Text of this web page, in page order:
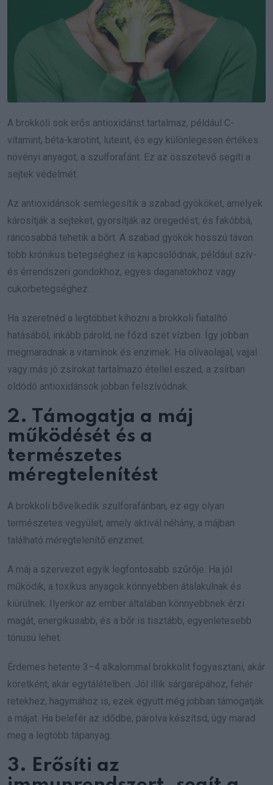
A brokkoli sok erős antioxidánst tartalmaz, például C-
vitamint, béta-karotint, luteint, és egy különlegesen értékes
növényi anyagot, a szulforafánt. Ez az összetevő segíti a
sejtek védelmét.
Az antioxidánsok semlegesítik a szabad gyököket, amelyek
károsítják a sejteket, gyorsítják az öregedést, és fakóbbá,
ráncosabbá tehetik a bőrt. A szabad gyökök hosszú távon
több krónikus betegséghez is kapcsolódnak, például szív-
és érrendszeri gondokhoz, egyes daganatokhoz vagy
cukorbetegséghez.
Ha szeretnéd a legtöbbet kihozni a brokkoli fiatalító
hatásából, inkább párold, ne főzd szét vízben. Így jobban
megmaradnak a vitaminok és enzimek. Ha olívaolajjal, vajjal
vagy más jó zsírokat tartalmazó étellel eszed, a zsírban
oldódó antioxidánsok jobban felszívódnak.
2. Támogatja a máj
működését és a
természetes
méregtelenítést
A brokkoli bővelkedik szulforafánban, ez egy olyan
természetes vegyület, amely aktivál néhány, a májban
található méregtelenítő enzimet.
A máj a szervezet egyik legfontosabb szűrője. Ha jól
működik, a toxikus anyagok könnyebben átalakulnak és
kiürülnek. Ilyenkor az ember általában könnyebbnek érzi
magát, energikusabb, és a bőr is tisztább, egyenletesebb
tónusú lehet.
Érdemes hetente 3–4 alkalommal brokkolit fogyasztani, akár
köretként, akár egytálételben. Jól illik sárgarépához, fehér
retekhez, hagymához is, ezek együtt még jobban támogatják
a májat. Ha belefér az idődbe, párolva készítsd, úgy marad
meg a legtöbb tápanyag.
3. Erősíti az